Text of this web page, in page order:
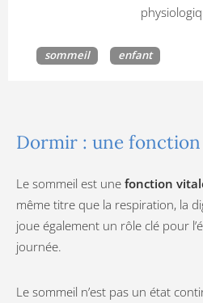
sommeil enfant
Dormir : une
Le sommeil est une fonction
même titre que la respiration, la
joue également un rôle clé pour
journée.
Le sommeil n’est pas un état